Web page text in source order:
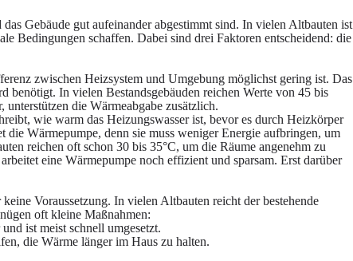
Gebäude gut aufeinander abgestimmt sind. In vielen Altbauten ist
Bedingungen schaffen. Dabei sind drei Faktoren entscheidend: die
zwischen Heizsystem und Umgebung möglichst gering ist. Das
benötigt. In vielen Bestandsgebäuden reichen Werte von 45 bis
die Wärmeabgabe zusätzlich.
wie warm das Heizungswasser ist, bevor es durch Heizkörper
Wärmepumpe, denn sie muss weniger Energie aufbringen, um
reichen oft schon 30 bis 35°C, um die Räume angenehm zu
eine Wärmepumpe noch effizient und sparsam. Erst darüber
Voraussetzung. In vielen Altbauten reicht der bestehende
oft kleine Maßnahmen:
ist meist schnell umgesetzt.
die Wärme länger im Haus zu halten.